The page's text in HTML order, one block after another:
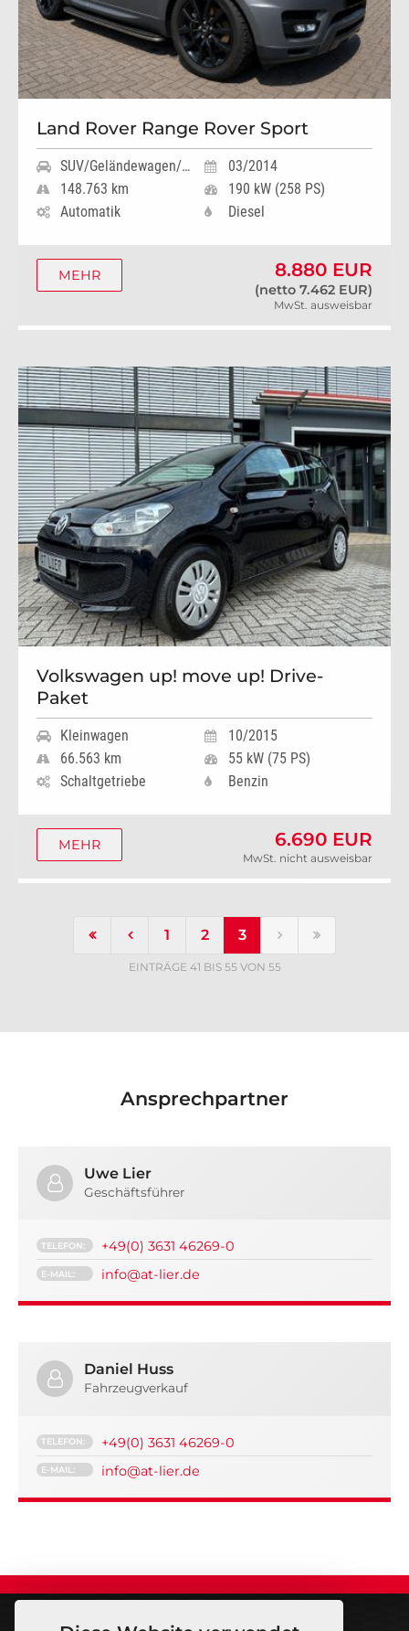
Land Rover Range Rover Sport
SUV/Geländewagen/Pickup
03/2014
148.763 km
190 kW (258 PS)
Automatik
Diesel
8.880 EUR
(netto 7.462 EUR)
MwSt. ausweisbar
MEHR
Volkswagen up! move up! Drive-
Paket
Kleinwagen
10/2015
66.563 km
55 kW (75 PS)
Schaltgetriebe
Benzin
6.690 EUR
MwSt. nicht ausweisbar
MEHR
1 2 3
EINTRÄGE 41 BIS 55 VON 55
Ansprechpartner
Uwe Lier
Geschäftsführer
TELEFON: +49(0) 3631 46269-0
E-MAIL: info@at-lier.de
Daniel Huss
Fahrzeugverkauf
TELEFON: +49(0) 3631 46269-0
E-MAIL: info@at-lier.de